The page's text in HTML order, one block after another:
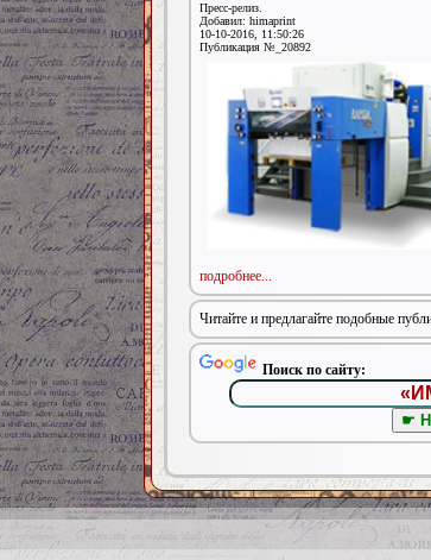
Пресс-релиз.
Добавил: himaprint
10-10-2016, 11:50:26
Публикация №_20892
подробнее...
Читайте и предлагайте подобные
Поиск по сайту: